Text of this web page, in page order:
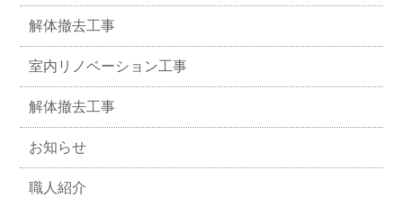
解体撤去工事
室内リノベーション工事
解体撤去工事
お知らせ
職人紹介